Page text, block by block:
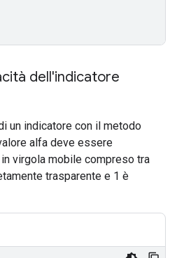
dell'indicatore
un indicatore con il metodo
alfa deve essere
virgola mobile compreso tra
trasparente e 1 è